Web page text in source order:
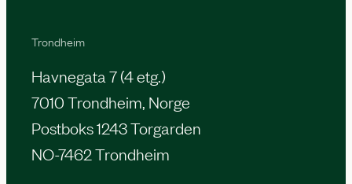
Trondheim
Havnegata 7 (4 etg.)
7010 Trondheim, Norge
Postboks 1243 Torgarden
NO-7462 Trondheim